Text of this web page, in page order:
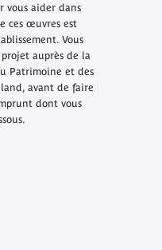
vous aider dans
ces œuvres est
Vous
auprès de la
Patrimoine et des
avant de faire
dont vous